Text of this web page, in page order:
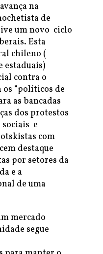
na
de
um novo ciclo
Esta
chileno (
estaduais)
contra o
“políticos de
as bancadas
dos protestos
sociais e
com
destaque
por setores da
e a
de uma
mercado
segue